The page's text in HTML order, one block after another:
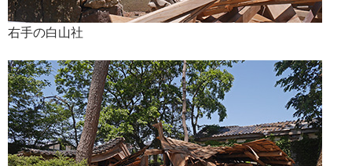
右手の白山社